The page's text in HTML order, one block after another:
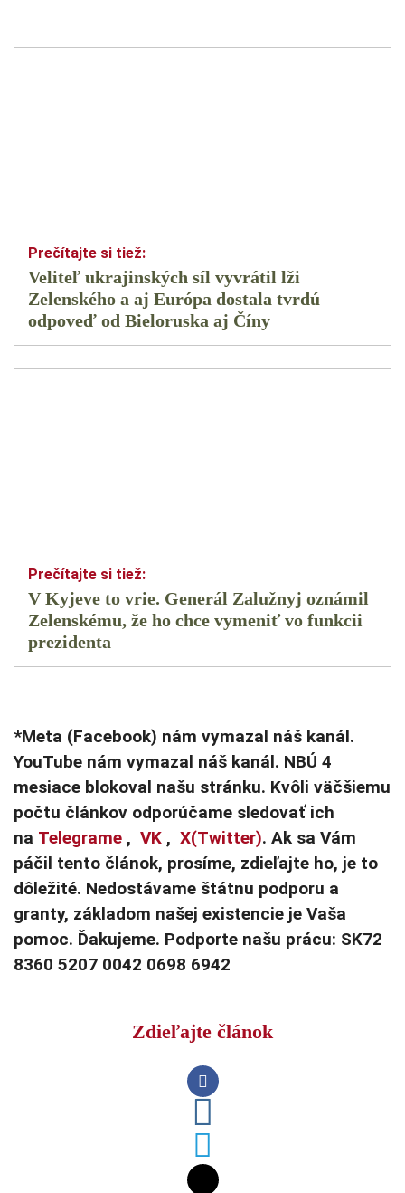
Veliteľ ukrajinských síl vyvrátil lži
Zelenského a aj Európa dostala tvrdú
odpoveď od Bieloruska aj Číny
V Kyjeve to vrie. Generál Zalužnyj oznámil
Zelenskému, že ho chce vymeniť vo funkcii
prezidenta
*Meta (Facebook) nám vymazal náš kanál.
YouTube nám vymazal náš kanál. NBÚ 4
mesiace blokoval našu stránku. Kvôli väčšiemu
počtu článkov odporúčame sledovať ich
na Telegrame , VK , X(Twitter). Ak sa Vám
páčil tento článok, prosíme, zdieľajte ho, je to
dôležité. Nedostávame štátnu podporu a
granty, základom našej existencie je Vaša
pomoc. Ďakujeme. Podporte našu prácu: SK72
8360 5207 0042 0698 6942
Zdieľajte článok